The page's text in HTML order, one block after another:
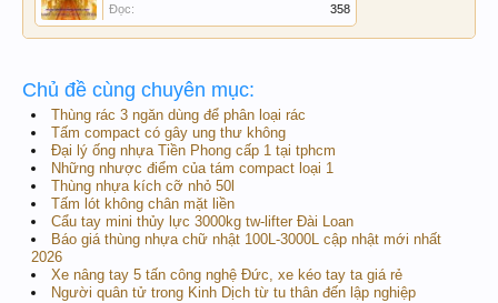
Đọc:
358
Chủ đề cùng chuyên mục:
Thùng rác 3 ngăn dùng để phân loại rác
Tấm compact có gây ung thư không
Đại lý ống nhựa Tiền Phong cấp 1 tại tphcm
Những nhược điểm của tám compact loại 1
Thùng nhựa kích cỡ nhỏ 50l
Tấm lót không chân mặt liền
Cẩu tay mini thủy lực 3000kg tw-lifter Đài Loan
Báo giá thùng nhựa chữ nhật 100L-3000L cập nhật mới nhất
2026
Xe nâng tay 5 tấn công nghệ Đức, xe kéo tay ta giá rẻ
Người quân tử trong Kinh Dịch từ tu thân đến lập nghiệp